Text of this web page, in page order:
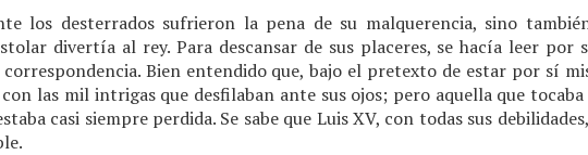
los desterrados sufrieron la pena de su malquerencia, sino
divertía al rey. Para descansar de sus placeres, se hacía leer
Bien entendido que, bajo el pretexto de estar por sí
las mil intrigas que desfilaban ante sus ojos; pero aquella que tocaba
casi siempre perdida. Se sabe que Luis XV, con todas sus